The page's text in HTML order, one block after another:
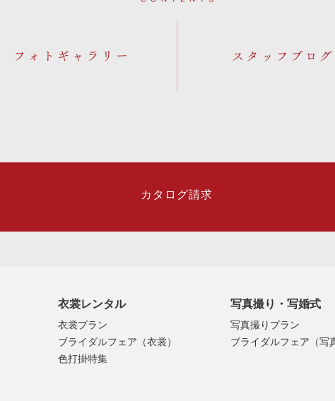
フォトギャラリー
カタログ請求
衣裳レンタル
衣裳プラン
ブライダルフェア（衣裳）
色打掛特集
写真撮り・写婚式
写真撮りプラン
ブライダルフェア（写